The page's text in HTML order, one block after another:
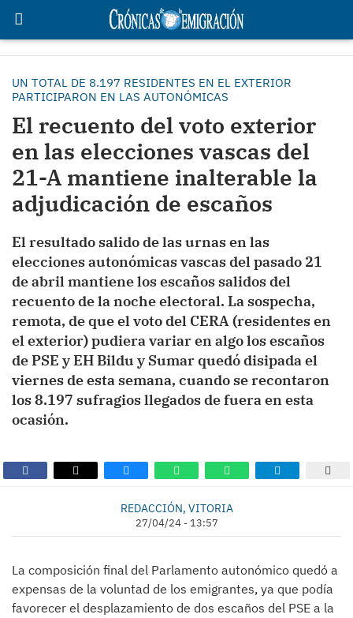
UN TOTAL DE 8.197 RESIDENTES EN EL EXTERIOR
PARTICIPARON EN LAS AUTONÓMICAS
El recuento del voto exterior
en las elecciones vascas del
21-A mantiene inalterable la
adjudicación de escaños
El resultado salido de las urnas en las
elecciones autonómicas vascas del pasado 21
de abril mantiene los escaños salidos del
recuento de la noche electoral. La sospecha,
remota, de que el voto del CERA (residentes en
el exterior) pudiera variar en algo los escaños
de PSE y EH Bildu y Sumar quedó disipada el
viernes de esta semana, cuando se recontaron
los 8.197 sufragios llegados de fuera en esta
ocasión.
REDACCIÓN, VITORIA
27/04/24 - 13:57
La composición final del Parlamento autonómico quedó a
expensas de la voluntad de los emigrantes, ya que podía
favorecer el desplazamiento de dos escaños del PSE a la